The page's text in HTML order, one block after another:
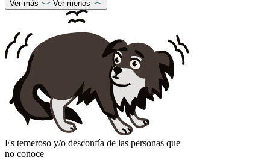
Ver más Ver menos
Es temeroso y/o desconfía de las personas que
no conoce